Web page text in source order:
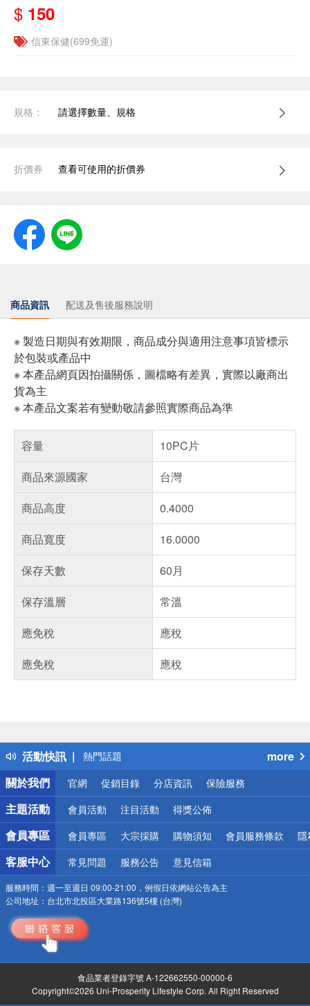
$ 150
信東保健(699免運)
規格： 請選擇數量、規格
折價券 查看可使用的折價券
商品資訊 配送及售後服務說明
※ 製造日期與有效期限，商品成分與適用注意事項皆標示
於包裝或產品中
※ 本產品網頁因拍攝關係，圖檔略有差異，實際以廠商出
貨為主
※ 本產品文案若有變動敬請參照實際商品為準
容量
10PC片
商品來源國家
台灣
商品高度
0.4000
商品寬度
16.0000
保存天數
60月
保存溫層
常溫
應免稅
應稅
應免稅
應稅
活動快訊
得獎公告
熱門話題
銀行優惠
偏遠地區配送
詐騙網頁！請小心！
more
關於我們
官網 促銷目錄 分店資訊 保險服務
主題活動 會員活動 注目活動 得獎公佈
會員專區 會員專區 大宗採購 購物須知 會員服務條款 隱
客服中心 常見問題 服務公告 意見信箱
服務時間： 週一至週日 09:00-21:00，例假日依網站公告為主
公司地址： 台北市北投區大業路136號5樓 (台灣)
食品業者登錄字號 A-122662550-00000-6
Copyright©2026 Uni-Prosperity Lifestyle Corp. All Right Reserved